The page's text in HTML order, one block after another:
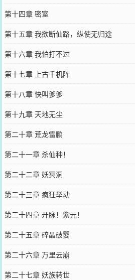
第十四章 密室
第十五章 我欲断仙路，纵使无归途
第十六章 我怕打不过
第十七章 上古千机阵
第十八章 快叫爹爹
第十九章 天地无尘
第二十章 荒龙雷鹏
第二十一章 杀仙种！
第二十二章 妖冥洞
第二十三章 疯狂举动
第二十四章 开脉！紫元！
第二十五章 碎晶破婴
第二十六章 万里云崩
第二十七章 妖族转世